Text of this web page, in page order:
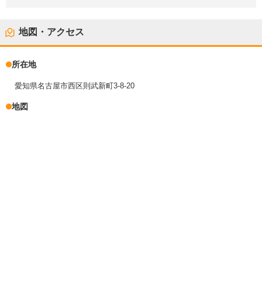
地図・アクセス
所在地
愛知県名古屋市西区則武新町3-8-20
地図